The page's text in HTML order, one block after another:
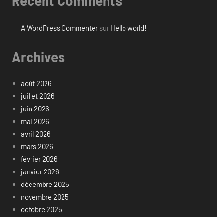
A WordPress Commentersur Hello world!
Archives
août 2026
juillet 2026
juin 2026
mai 2026
avril 2026
mars 2026
février 2026
janvier 2026
décembre 2025
novembre 2025
octobre 2025